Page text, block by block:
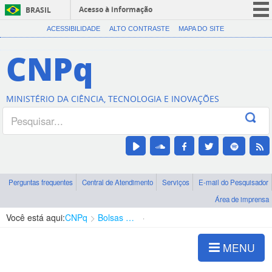
BRASIL
Acesso à informação
CORONAVÍRUS (COVID-19)
Canais
ACESSIBILIDADE ALTO CONTRASTE MAPA DO SITE
CNPq
MINISTÉRIO DA CIÊNCIA, TECNOLOGIA E INOVAÇÕES
Perguntas frequentes Central de Atendimento Serviços
E-mail do Pesquisador
Área de imprensa
Você está aqui:CNPq Bolsas e Auxílios Vigentes
MENU